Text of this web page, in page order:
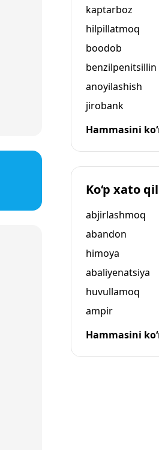
kaptarboz
hilpillatmoq
boodob
benzilpenitsillin
anoyilashish
jirobank
Hammasini
Ko‘p xato
abjirlashmoq
abandon
himoya
abaliyenatsiya
huvullamoq
ampir
Hammasini